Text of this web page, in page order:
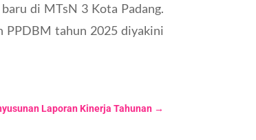
di MTsN 3 Kota Padang.
PPDBM tahun 2025 diyakini
Laporan Kinerja Tahunan→